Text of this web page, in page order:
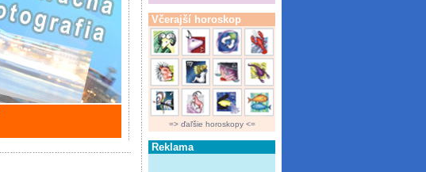
Včerajší horoskop
=> ďaľšie horoskopy <=
Reklama